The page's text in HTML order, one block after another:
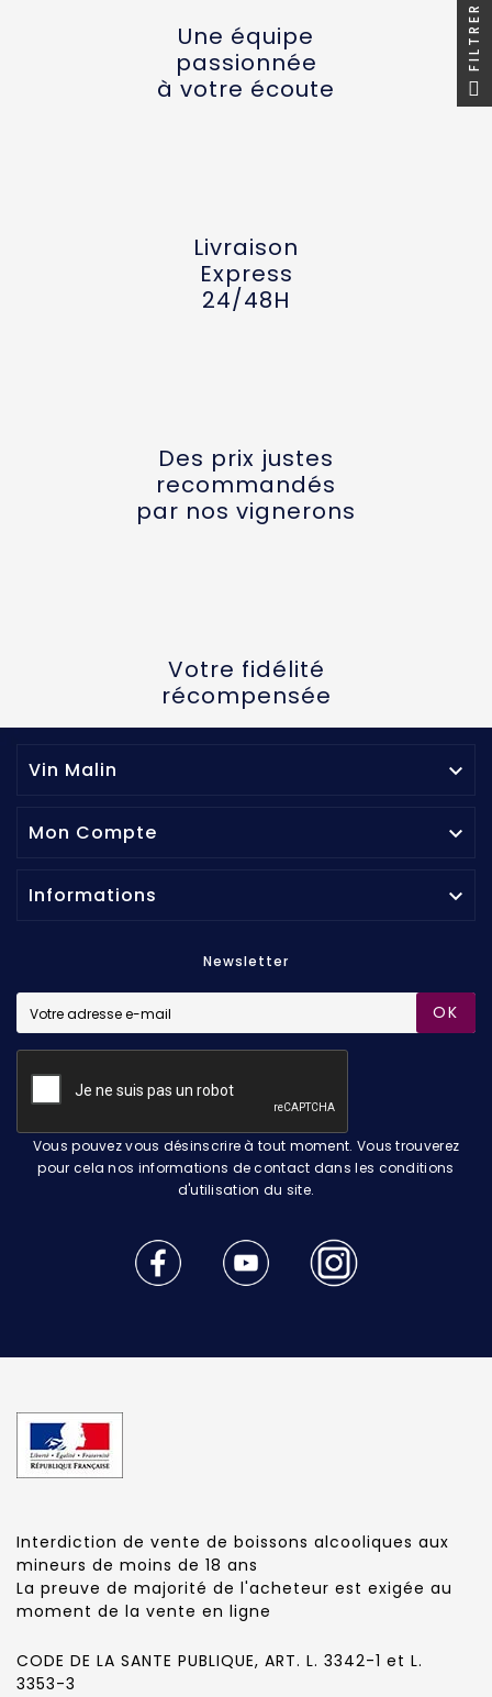
Une équipe
passionnée
à votre écoute
Livraison
Express
24/48H
Des prix justes
recommandés
par nos vignerons
Votre fidélité
récompensée
Vin Malin 
Mon Compte 
Informations 
Newsletter
OK
Vous pouvez vous désinscrire à tout moment. Vous trouverez
pour cela nos informations de contact dans les conditions
d'utilisation du site.
Interdiction de vente de boissons alcooliques aux
mineurs de moins de 18 ans
La preuve de majorité de l'acheteur est exigée au
moment de la vente en ligne
CODE DE LA SANTE PUBLIQUE, ART. L. 3342-1 et L.
3353-3
FILTRER